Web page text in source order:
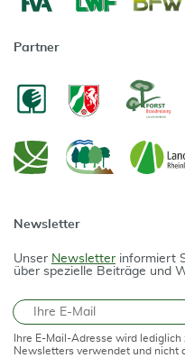
Partner
Newsletter
Unser Newsletter informiert
über spezielle Beiträge und
E-Mail
Ihre E-Mail-Adresse wird
Newsletters verwendet und nicht